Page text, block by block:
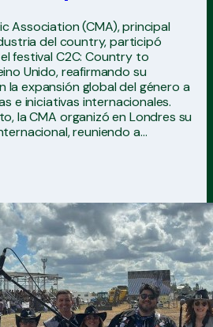
Association (CMA), principal
del country, participó
festival C2C: Country to
Unido, reafirmando su
la expansión global del género a
e iniciativas internacionales.
la CMA organizó en Londres su
reuniendo a…